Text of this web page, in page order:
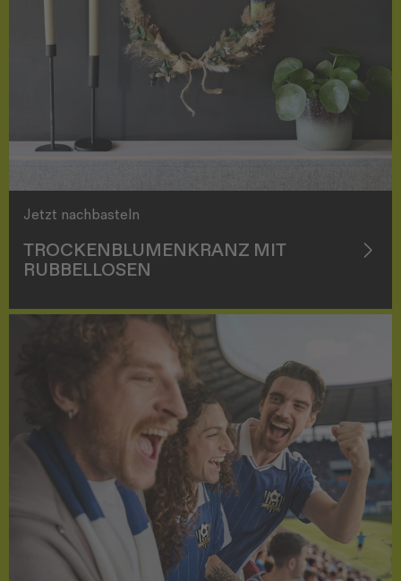
Jetzt nachbasteln
TROCKENBLUMENKRANZ MIT
RUBBELLOSEN